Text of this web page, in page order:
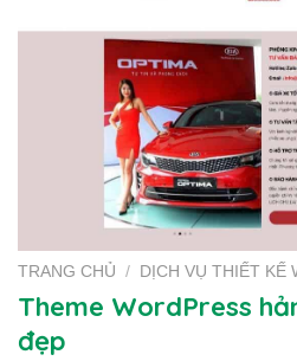
TRANG CHỦ / DỊCH VỤ THIẾT KẾ
Theme WordPress
đẹp